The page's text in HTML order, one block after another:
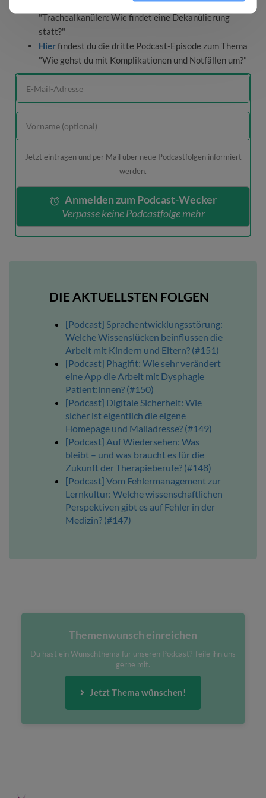
findest du die zweite Podcast-Episode zum Thema
"Trachealkanülen: Wie findet eine Dekanülierung
statt?"
Hierfindest du die dritte Podcast-Episode zum Thema
"Wie gehst du mit Komplikationen und Notfällen um?"
Jetzt eintragen und per Mail über neue Podcastfolgen informiert
werden.
Anmelden zum Podcast-Wecker
Verpasse keine Podcastfolge mehr
DIE AKTUELLSTEN FOLGEN
[Podcast] Sprachentwicklungsstörung:
Welche Wissenslücken beinflussen die
Arbeit mit Kindern und Eltern? (#151)
[Podcast] Phagifit: Wie sehr verändert
eine App die Arbeit mit Dysphagie
Patient:innen? (#150)
[Podcast] Digitale Sicherheit: Wie
sicher ist eigentlich die eigene
Homepage und Mailadresse? (#149)
[Podcast] Auf Wiedersehen: Was
bleibt – und was braucht es für die
Zukunft der Therapieberufe? (#148)
[Podcast] Vom Fehlermanagement zur
Lernkultur: Welche wissenschaftlichen
Perspektiven gibt es auf Fehler in der
Medizin? (#147)
Themenwunsch einreichen
Du hast ein Wunschthema für unseren Podcast? Teile ihn uns
gerne mit.
Jetzt Thema wünschen!